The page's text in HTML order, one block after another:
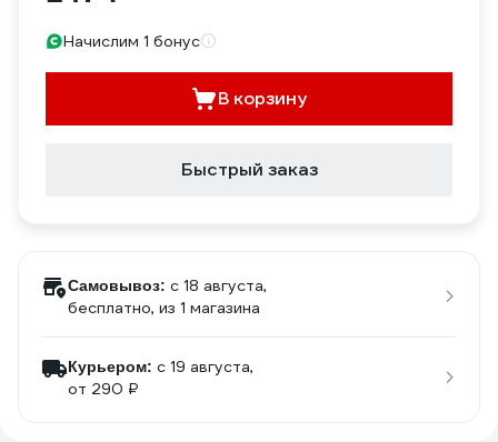
Начислим 1 бонус
В корзину
Быстрый заказ
Самовывоз: c 18 августа,
бесплатно, из 1 магазина
Курьером: c 19 августа,
от 290 ₽